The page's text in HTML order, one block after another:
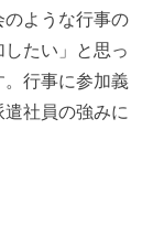
ような行事の
たい」と思っ
行事に参加義
社員の強みに